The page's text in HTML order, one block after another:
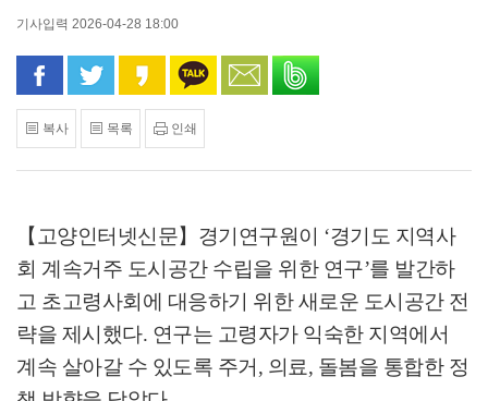
기사입력 2026-04-28 18:00
페이스북으로 공유
트위터로 공유카카오 스토리로 공유
카카오톡으로 공유
문자로 공유
복사 목록 인쇄
【고양인터넷신문】 경기연구원이 ‘경기도 지역사
회 계속거주 도시공간 수립을 위한 연구’를 발간하
고 초고령사회에 대응하기 위한 새로운 도시공간 전
략을 제시했다. 연구는 고령자가 익숙한 지역에서
계속 살아갈 수 있도록 주거 , 의료, 돌봄을 통합한 정